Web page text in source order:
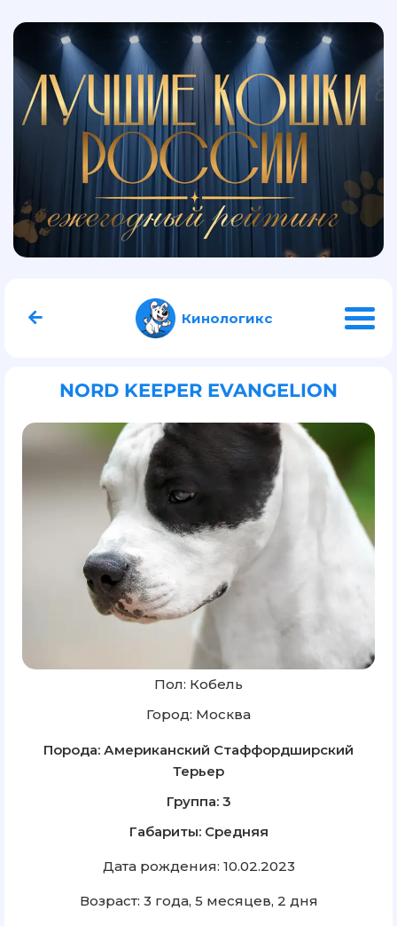
Кинологикс
NORD KEEPER EVANGELION
Пол: Кобель
Город: Москва
Порода: Американский Стаффордширский
Терьер
Группа: 3
Габариты: Средняя
Дата рождения: 10.02.2023
Возраст: 3 года, 5 месяцев, 2 дня